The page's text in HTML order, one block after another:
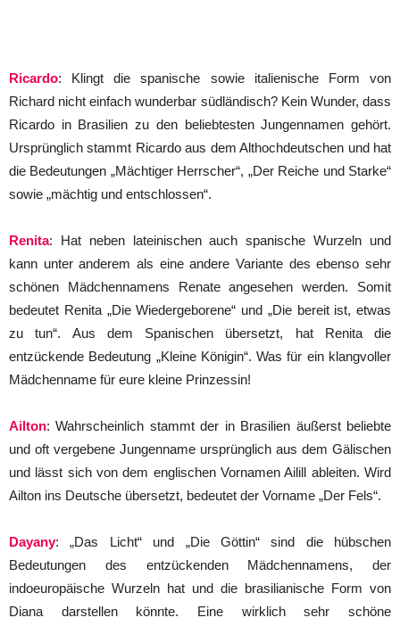
Ricardo: Klingt die spanische sowie italienische Form von
Richard nicht einfach wunderbar südländisch? Kein Wunder, dass
Ricardo in Brasilien zu den beliebtesten Jungennamen gehört.
Ursprünglich stammt Ricardo aus dem Althochdeutschen und hat
die Bedeutungen „Mächtiger Herrscher“, „Der Reiche und Starke“
sowie „mächtig und entschlossen“.
Renita: Hat neben lateinischen auch spanische Wurzeln und
kann unter anderem als eine andere Variante des ebenso sehr
schönen Mädchennamens Renate angesehen werden. Somit
bedeutet Renita „Die Wiedergeborene“ und „Die bereit ist, etwas
zu tun“. Aus dem Spanischen übersetzt, hat Renita die
entzückende Bedeutung „Kleine Königin“. Was für ein klangvoller
Mädchenname für eure kleine Prinzessin!
Ailton: Wahrscheinlich stammt der in Brasilien äußerst beliebte
und oft vergebene Jungenname ursprünglich aus dem Gälischen
und lässt sich von dem englischen Vornamen Ailill ableiten. Wird
Ailton ins Deutsche übersetzt, bedeutet der Vorname „Der Fels“.
Dayany: „Das Licht“ und „Die Göttin“ sind die hübschen
Bedeutungen des entzückenden Mädchennamens, der
indoeuropäische Wurzeln hat und die brasilianische Form von
Diana darstellen könnte. Eine wirklich sehr schöne